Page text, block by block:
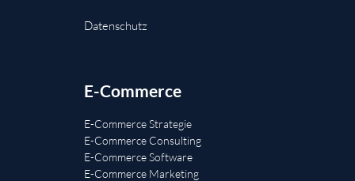
Datenschutz
E-Commerce
E-Commerce Strategie
E-Commerce Consulting
E-Commerce Software
E-Commerce Marketing